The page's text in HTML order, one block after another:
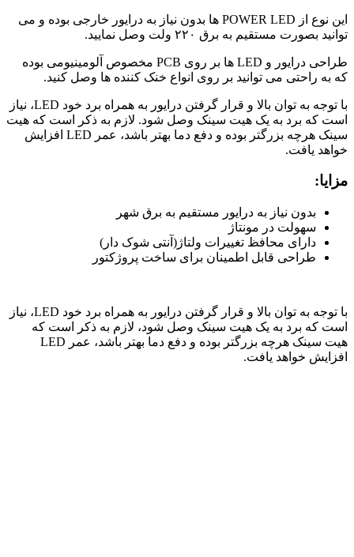
این نوع از POWER LED ها بدون نیاز به درایور خارجی بوده و می
توانید بصورت مستقیم به برق ۲۲۰ ولت وصل نمایید.
طراحی درایور و LED ها بر روی PCB مخصوص آلومینیومی بوده
که به راحتی می توانید بر روی انواع خنک کننده ها وصل کنید.
با توجه به توان بالا و قرار گرفتن درایور به همراه برد خود LED، نیاز
است که برد به یک هیت سینک وصل شود. لازم به ذکر است که هیت
سینک هرچه بزرگتر بوده و دفع دما بهتر باشد، عمر LED افزایش
خواهد یافت.
مزایا:
بدون نیاز به درایور مستقیم به برق شهر
سهولت در مونتاژ
دارای محافظ تغییرات ولتاژ(آنتی شوک‌ دار)
طراحی قابل اطمینان برای ساخت پروژکتور
با توجه به توان بالا و قرار گرفتن درایور به همراه برد خود LED، نیاز
است که برد به یک هیت سینک وصل شود، لازم به ذکر است که
هیت سینک هرچه بزرگتر بوده و دفع دما بهتر باشد، عمر LED
افزایش خواهد یافت.